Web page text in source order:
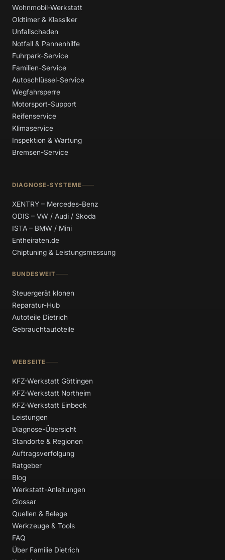
Wohnmobil-Werkstatt
Oldtimer & Klassiker
Unfallschaden
Notfall & Pannenhilfe
Fuhrpark-Service
Familien-Service
Autoschlüssel-Service
Wegfahrsperre
Motorsport-Support
Reifenservice
Klimaservice
Inspektion & Wartung
Bremsen-Service
DIAGNOSE-SYSTEME
XENTRY – Mercedes-Benz
ODIS – VW / Audi / Skoda
ISTA – BMW / Mini
Entheiraten.de
Chiptuning & Leistungsmessung
BUNDESWEIT
Steuergerät klonen
Reparatur-Hub
Autoteile Dietrich
Gebrauchtautoteile
WEBSEITE
KFZ-Werkstatt Göttingen
KFZ-Werkstatt Northeim
KFZ-Werkstatt Einbeck
Leistungen
Diagnose-Übersicht
Standorte & Regionen
Auftragsverfolgung
Ratgeber
Blog
Werkstatt-Anleitungen
Glossar
Quellen & Belege
Werkzeuge & Tools
FAQ
Über Familie Dietrich